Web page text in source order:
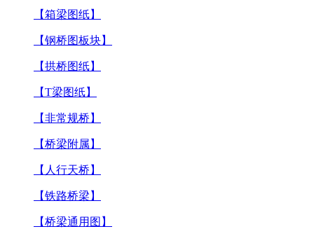
【箱梁图纸】
【钢桥图板块】
【拱桥图纸】
【T梁图纸】
【非常规桥】
【桥梁附属】
【人行天桥】
【铁路桥梁】
【桥梁通用图】